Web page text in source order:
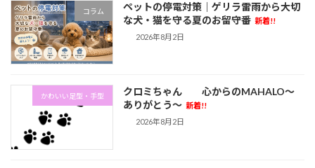
コラム
ペットの停電対策｜ゲリラ雷雨から大切
な犬・猫を守る夏のお留守番 新着!!
2026年8月2日
かわいい足型・手型
クロミちゃん 心からのMAHALO～
ありがとう～ 新着!!
2026年8月2日